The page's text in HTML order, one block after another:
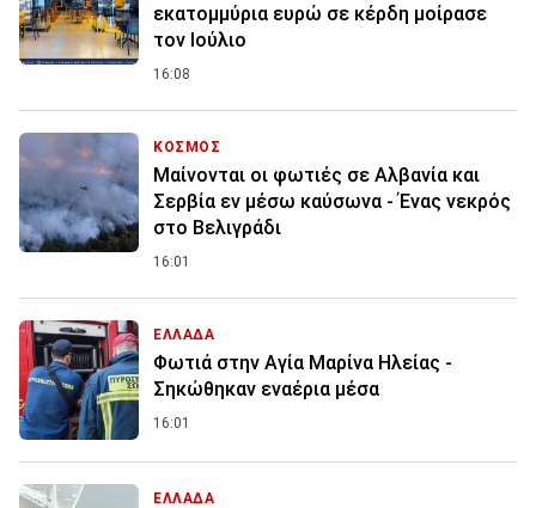
εκατομμύρια ευρώ σε κέρδη μοίρασε
τον Ιούλιο
16:08
ΚΟΣΜΟΣ
Μαίνονται οι φωτιές σε Αλβανία και
Σερβία εν μέσω καύσωνα - Ένας νεκρός
στο Βελιγράδι
16:01
ΕΛΛΑΔΑ
Φωτιά στην Aγία Μαρίνα Ηλείας -
Σηκώθηκαν εναέρια μέσα
16:01
ΕΛΛΑΔΑ